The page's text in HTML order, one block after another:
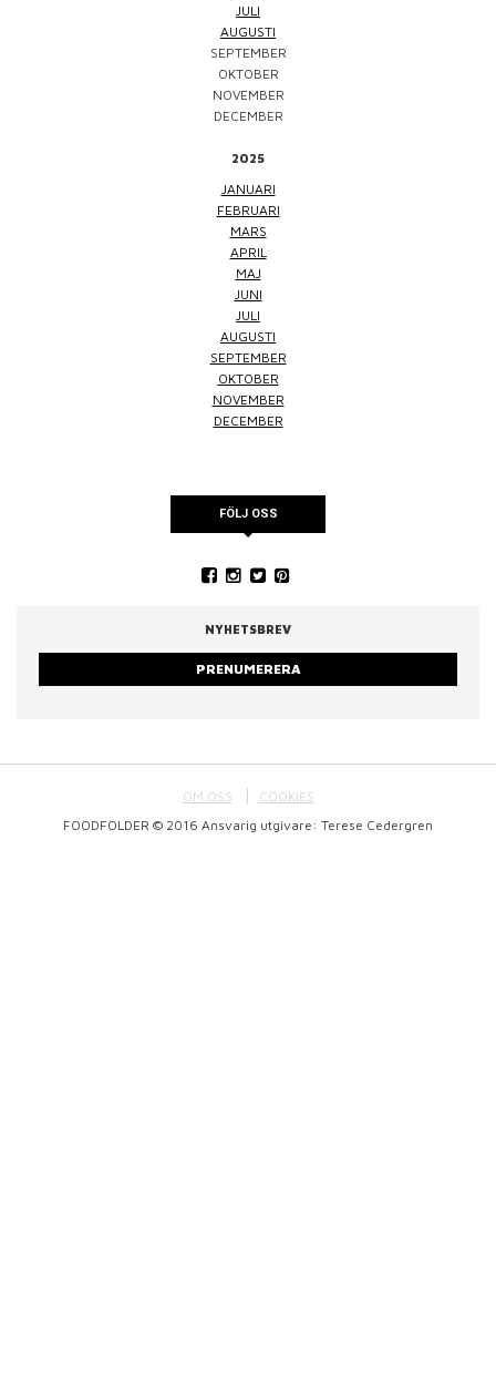
JULI
AUGUSTI
SEPTEMBER
OKTOBER
NOVEMBER
DECEMBER
2025
JANUARI
FEBRUARI
MARS
APRIL
MAJ
JUNI
JULI
AUGUSTI
SEPTEMBER
OKTOBER
NOVEMBER
DECEMBER
FÖLJ OSS
NYHETSBREV
PRENUMERERA
OM OSS
COOKIES
FOODFOLDER © 2016 Ansvarig utgivare: Terese Cedergren